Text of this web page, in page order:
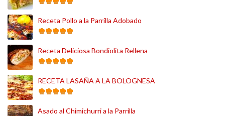
Receta Pollo a la Parrilla Adobado
Receta Deliciosa Bondiolita Rellena
RECETA LASAÑA A LA BOLOGNESA
Asado al Chimichurri a la Parrilla